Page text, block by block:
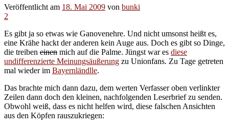
Veröffentlicht am 18. Mai 2009 von bunki
2
Es gibt ja so etwas wie Ganovenehre. Und nicht umsonst heißt es,
eine Krähe hackt der anderen kein Auge aus. Doch es gibt so Dinge,
die treiben einen mich auf die Palme. Jüngst war es diese
undifferenzierte Meinungsäußerung zu Unionfans. Zu Tage getreten
mal wieder im Bayernländlle.
Das brachte mich dann dazu, dem werten Verfasser oben verlinkter
Zeilen dann doch den kleinen, nachfolgenden Leserbrief zu senden.
Obwohl weiß, dass es nicht helfen wird, diese falschen Ansichten
aus den Köpfen rauszukriegen: